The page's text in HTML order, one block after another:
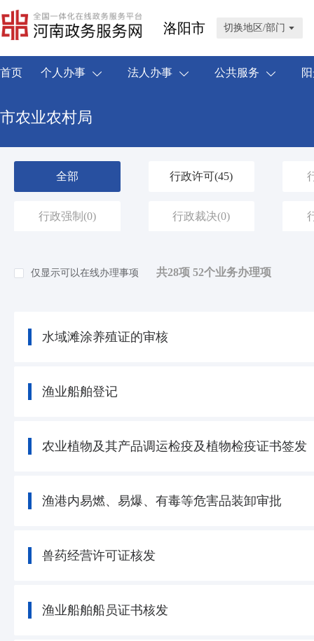
洛阳市 切换地区/部门
首页 个人办事 法人办事 公共服务
市农业农村局
全部 行政许可(45)
行政强制 (0) 行政裁决(0)
仅显示可以在线办理事项 共28项 52个业务办理项
水域滩涂养殖证的审核
渔业船舶登记
农业植物及其产品调运检疫及植物检疫证书签发
渔港内易燃、易爆、有毒等危害品装卸审批
兽药经营许可证核发
渔业船舶船员证书核发